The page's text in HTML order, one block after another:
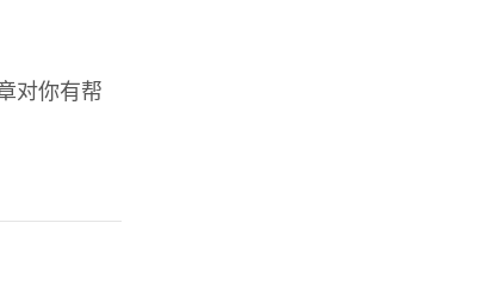
对你有帮